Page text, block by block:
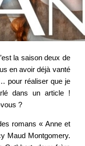
la saison deux de
en avoir déjà vanté
pour réaliser que je
dans un article !
?
romans « Anne et
Maud Montgomery.